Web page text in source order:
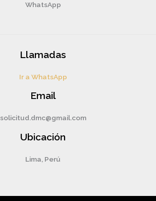
WhatsApp
Llamadas
Ir a WhatsApp
Email
solicitud.dmc@gmail.com
Ubicación
Lima, Perú